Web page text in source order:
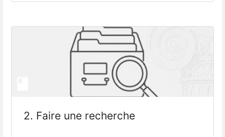
2. Faire une recherche